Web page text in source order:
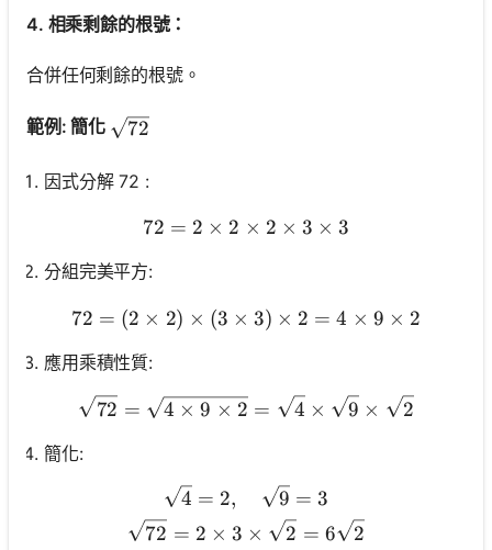
4. 相乘剩餘的根號：
合併任何剩餘的根號。
範例: 簡化 \sqrt{72}
72
因式分解 72 :
72=2 \times 2 \times 2
72 = 2 × 2 × 2 × 3 × 3
分組完美平方:
72=(2 \times 2) \times(3
72 = (2 × 2) × (3 × 3) × 2 = 4 × 9 × 2
應用乘積性質:
\sqrt{72}=\sqrt{4 \times
72 = 4 × 9 × 2 = 4 × 9 × 2
簡化:
\begin{gathered}
4 = 2, 9 = 3
72 = 2 × 3 × 2 = 6 2